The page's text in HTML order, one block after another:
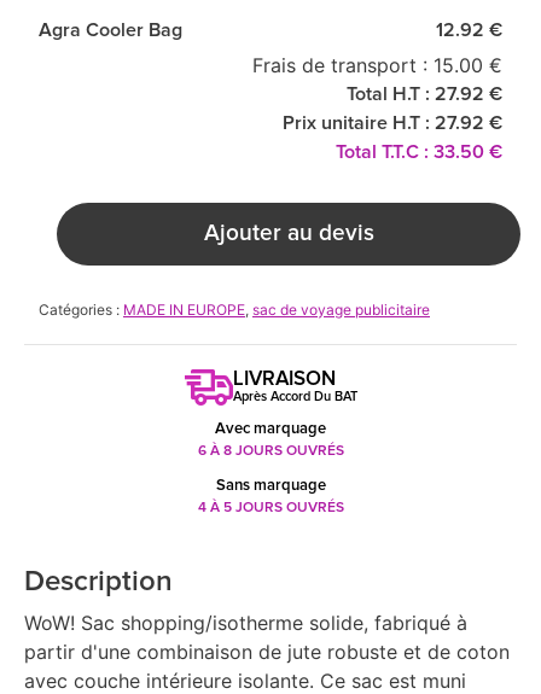
Agra Cooler Bag 12.92 €
Frais de transport : 15.00 €
Total H.T : 27.92 €
Prix unitaire H.T : 27.92 €
Total T.T.C : 33.50 €
Ajouter au devis
Catégories : MADE IN EUROPE, sac de voyage publicitaire
LIVRAISON
Après Accord Du BAT
Avec marquage
6 À 8 JOURS OUVRÉS
Sans marquage
4 À 5 JOURS OUVRÉS
Description
WoW! Sac shopping/isotherme solide, fabriqué à
partir d'une combinaison de jute robuste et de coton
avec couche intérieure isolante. Ce sac est muni